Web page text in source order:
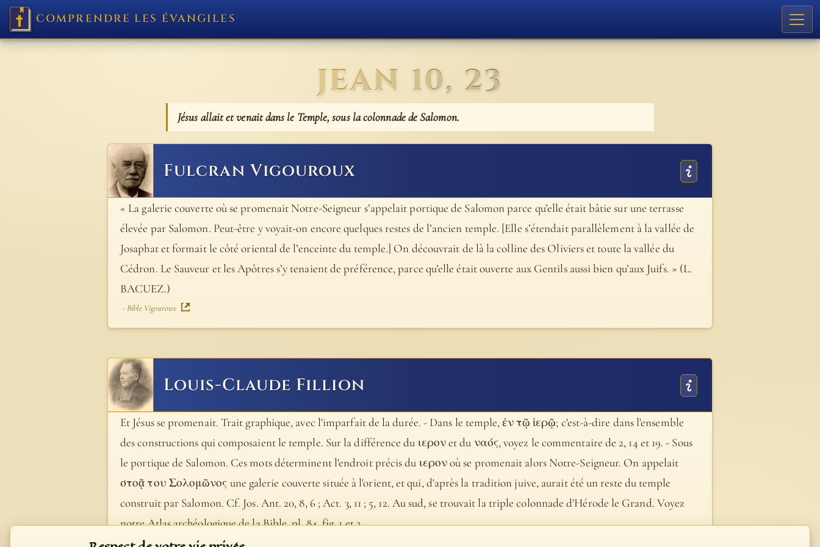
COMPRENDRE LES ÉVANGILES
JEAN 10, 23
Jésus allait et venait dans le Temple, sous la colonnade de Salomon.
Fulcran Vigouroux
« La galerie couverte où se promenait Notre-Seigneur s’appelait portique de Salomon parce qu’elle était bâtie sur une terrasse
élevée par Salomon. Peut-être y voyait-on encore quelques restes de l’ancien temple. [Elle s’étendait parallèlement à la vallée de
Josaphat et formait le côté oriental de l’enceinte du temple.] On découvrait de là la colline des Oliviers et toute la vallée du
Cédron. Le Sauveur et les Apôtres s’y tenaient de préférence, parce qu’elle était ouverte aux Gentils aussi bien qu’aux Juifs. » (L.
BACUEZ.)
- Bible Vigouroux
Louis-Claude Fillion
Et Jésus se promenait. Trait graphique, avec l'imparfait de la durée. - Dans le temple, ἐν τῷ ἱερῷ; c'est-à-dire dans l'ensemble
des constructions qui composaient le temple. Sur la différence du ιερον et du ναός, voyez le commentaire de 2, 14 et 19. - Sous
le portique de Salomon. Ces mots déterminent l'endroit précis du ιερον où se promenait alors Notre-Seigneur. On appelait
στοᾷ του Σολομῶνος une galerie couverte située à l'orient, et qui, d'après la tradition juive, aurait été un reste du temple
construit par Salomon. Cf. Jos. Ant. 20, 8, 6 ; Act. 3, 11 ; 5, 12. Au sud, se trouvait la triple colonnade d'Hérode le Grand. Voyez
notre Atlas archéologique de la Bible. pl. 84, fig. 1 et 2.
- Bible Fillion